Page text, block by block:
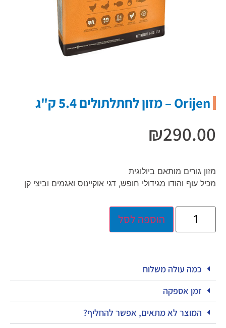
Orijen – מזון לחתלתולים 5.4 ק"ג
₪290.00
מזון גורים מותאם ביולוגית
מכיל עוף והודו מגידולי חופש, דגי אוקיינוס ואגמים וביצי קן
הוספה לסל
כמה עולה משלוח
זמן אספקה
המוצר לא מתאים, אפשר להחליף?